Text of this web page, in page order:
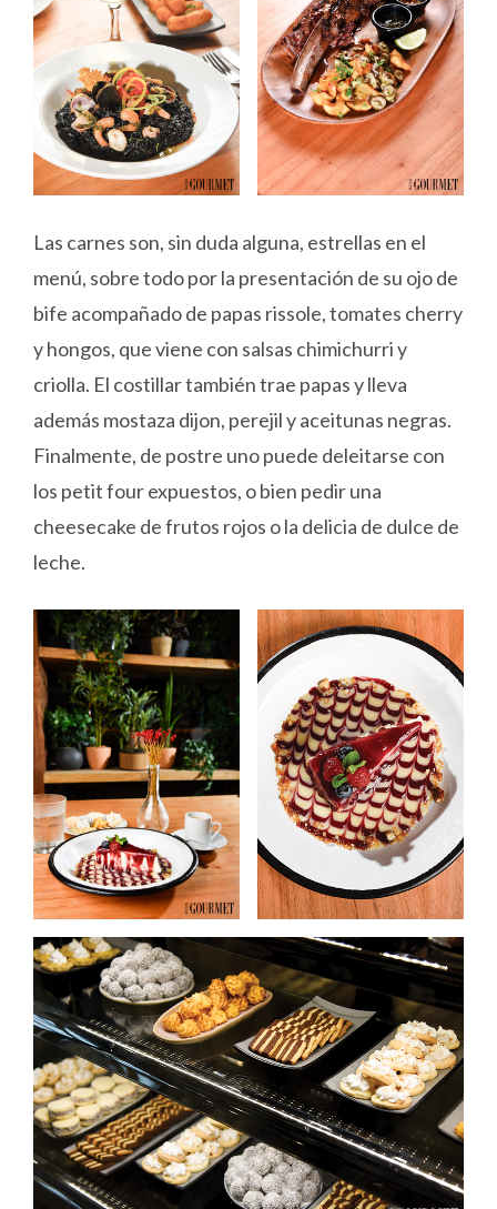
Las carnes son, sin duda alguna, estrellas en el
menú, sobre todo por la presentación de su ojo de
bife acompañado de papas rissole, tomates cherry
y hongos, que viene con salsas chimichurri y
criolla. El costillar también trae papas y lleva
además mostaza dijon, perejil y aceitunas negras.
Finalmente, de postre uno puede deleitarse con
los petit four expuestos, o bien pedir una
cheesecake de frutos rojos o la delicia de dulce de
leche.